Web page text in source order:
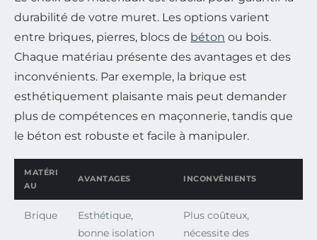
durabilité de votre muret. Les options varient
entre briques, pierres, blocs de béton ou bois.
Chaque matériau présente des avantages et des
inconvénients. Par exemple, la brique est
esthétiquement plaisante mais peut demander
plus de compétences en maçonnerie, tandis que
le béton est robuste et facile à manipuler.
MATÉRI
AU
AVANTAGES INCONVÉNIENTS
Brique
Esthétique,
bonne isolation
Plus coûteux,
nécessite des